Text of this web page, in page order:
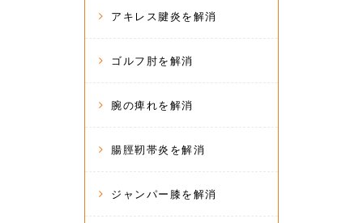
アキレス腱炎を解消
ゴルフ肘を解消
腕の痺れを解消
腸脛靭帯炎を解消
ジャンパー膝を解消